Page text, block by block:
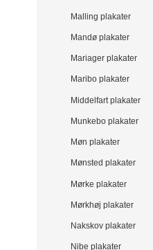
Malling plakater
Mandø plakater
Mariager plakater
Maribo plakater
Middelfart plakater
Munkebo plakater
Møn plakater
Mønsted plakater
Mørke plakater
Mørkhøj plakater
Nakskov plakater
Nibe plakater